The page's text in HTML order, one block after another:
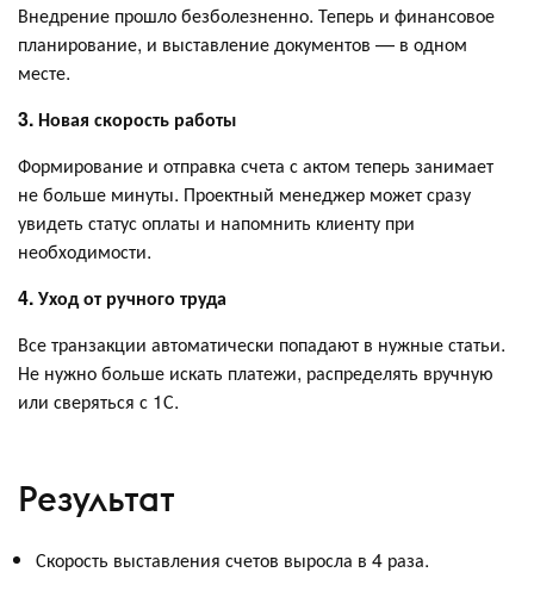
Внедрение прошло безболезненно. Теперь и финансовое
планирование, и выставление документов — в одном
месте.
3. Новая скорость работы
Формирование и отправка счета с актом теперь занимает
не больше минуты. Проектный менеджер может сразу
увидеть статус оплаты и напомнить клиенту при
необходимости.
4. Уход от ручного труда
Все транзакции автоматически попадают в нужные статьи.
Не нужно больше искать платежи, распределять вручную
или сверяться с 1С.
Результат
Скорость выставления счетов выросла в 4 раза.